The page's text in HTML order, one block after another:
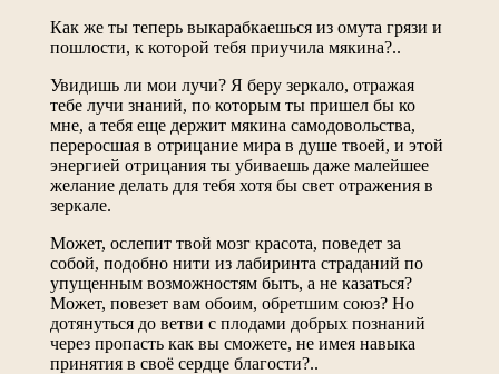
Как же ты теперь выкарабкаешься из омута грязи и
пошлости, к которой тебя приучила мякина?..
Увидишь ли мои лучи? Я беру зеркало, отражая
тебе лучи знаний, по которым ты пришел бы ко
мне, а тебя еще держит мякина самодовольства,
переросшая в отрицание мира в душе твоей, и этой
энергией отрицания ты убиваешь даже малейшее
желание делать для тебя хотя бы свет отражения в
зеркале.
Может, ослепит твой мозг красота, поведет за
собой, подобно нити из лабиринта страданий по
упущенным возможностям быть, а не казаться?
Может, повезет вам обоим, обретшим союз? Но
дотянуться до ветви с плодами добрых познаний
через пропасть как вы сможете, не имея навыка
принятия в своё сердце благости?..